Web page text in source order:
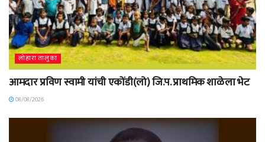
लोहारा तालुका
आमदार प्रविण स्वामी यांची एकोंडी(लो) जि.प. प्राथमिक शाळेला भेट
08/08/2026